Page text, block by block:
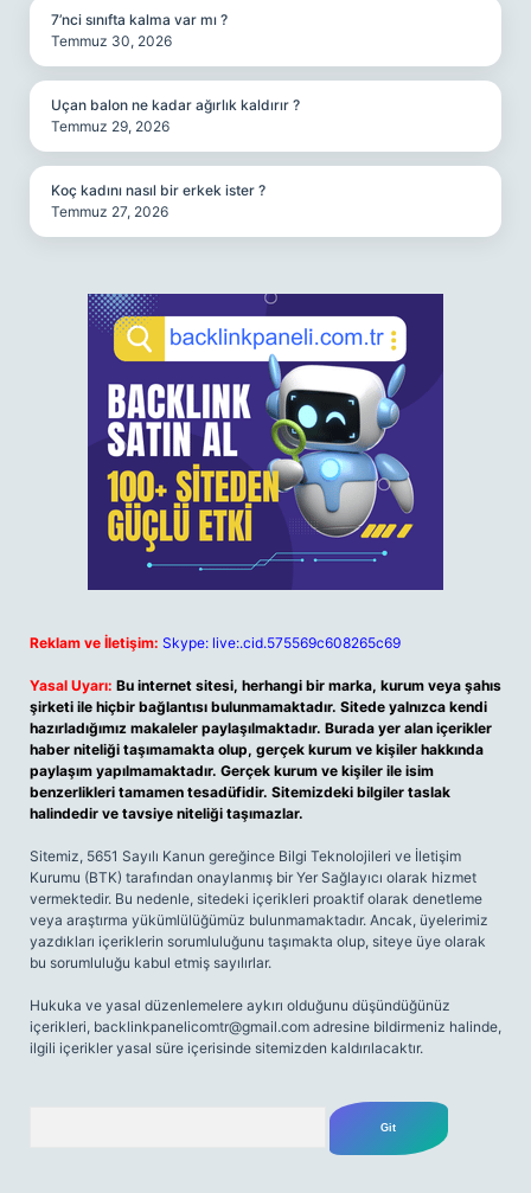
7’nci sınıfta kalma var mı ?
Temmuz 30, 2026
Uçan balon ne kadar ağırlık kaldırır ?
Temmuz 29, 2026
Koç kadını nasıl bir erkek ister ?
Temmuz 27, 2026
Reklam ve İletişim: Skype: live:.cid.575569c608265c69
Yasal Uyarı: Bu internet sitesi, herhangi bir marka, kurum veya şahıs
şirketi ile hiçbir bağlantısı bulunmamaktadır. Sitede yalnızca kendi
hazırladığımız makaleler paylaşılmaktadır. Burada yer alan içerikler
haber niteliği taşımamakta olup, gerçek kurum ve kişiler hakkında
paylaşım yapılmamaktadır. Gerçek kurum ve kişiler ile isim
benzerlikleri tamamen tesadüfidir. Sitemizdeki bilgiler taslak
halindedir ve tavsiye niteliği taşımazlar.
Sitemiz, 5651 Sayılı Kanun gereğince Bilgi Teknolojileri ve İletişim
Kurumu (BTK) tarafından onaylanmış bir Yer Sağlayıcı olarak hizmet
vermektedir. Bu nedenle, sitedeki içerikleri proaktif olarak denetleme
veya araştırma yükümlülüğümüz bulunmamaktadır. Ancak, üyelerimiz
yazdıkları içeriklerin sorumluluğunu taşımakta olup, siteye üye olarak
bu sorumluluğu kabul etmiş sayılırlar.
Hukuka ve yasal düzenlemelere aykırı olduğunu düşündüğünüz
içerikleri, backlinkpanelicomtr@gmail.com adresine bildirmeniz halinde,
ilgili içerikler yasal süre içerisinde sitemizden kaldırılacaktır.